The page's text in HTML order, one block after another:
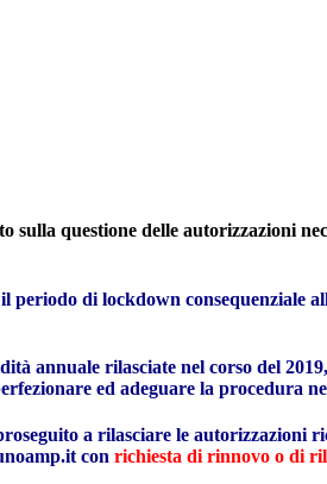
questione delle autorizzazioni
di lockdown consequenziale
annuale rilasciate nel corso del
ed adeguare la procedura
a rilasciare le autorizzazioni
con richiesta di rinnovo o di